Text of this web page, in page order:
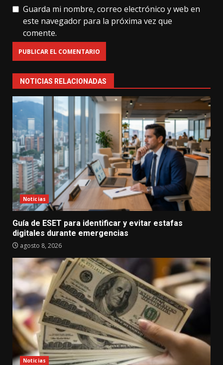
Guarda mi nombre, correo electrónico y web en
este navegador para la próxima vez que
comente.
NOTICIAS RELACIONADAS
Noticias
Guía de ESET para identificar y evitar estafas
digitales durante emergencias
agosto 8, 2026
Noticias